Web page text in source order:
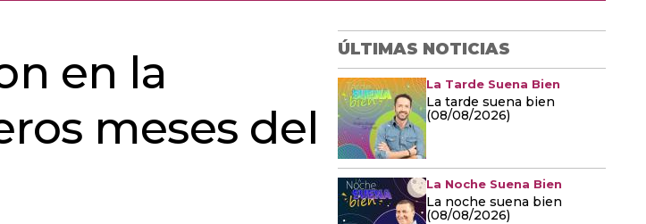
en la
meses del
ÚLTIMAS NOTICIAS
La Tarde Suena Bien
La tarde suena bien
(08/08/2026)
La Noche Suena Bien
La noche suena bien
(08/08/2026)